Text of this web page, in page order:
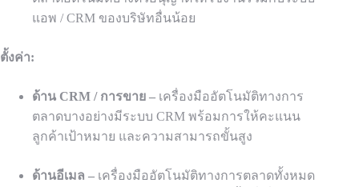
แอพ / CRM ของบริษัทอื่นน้อย
ตั้งค่า:
ด้าน CRM / การขาย – เครื่องมืออัตโนมัติทางการ
ตลาดบางอย่างมีระบบ CRM พร้อมการให้คะแนน
ลูกค้าเป้าหมาย และความสามารถขั้นสูง
ด้านอีเมล – เครื่องมืออัตโนมัติทางการตลาดทั้งหมด